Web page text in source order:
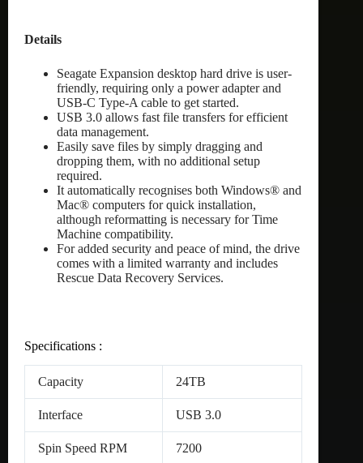
Details
Seagate Expansion desktop hard drive is user-
friendly, requiring only a power adapter and
USB-C Type-A cable to get started.
USB 3.0 allows fast file transfers for efficient
data management.
Easily save files by simply dragging and
dropping them, with no additional setup
required.
It automatically recognises both Windows® and
Mac® computers for quick installation,
although reformatting is necessary for Time
Machine compatibility.
For added security and peace of mind, the drive
comes with a limited warranty and includes
Rescue Data Recovery Services.
Specifications :
Capacity 24TB
Interface USB 3.0
Spin Speed RPM 7200